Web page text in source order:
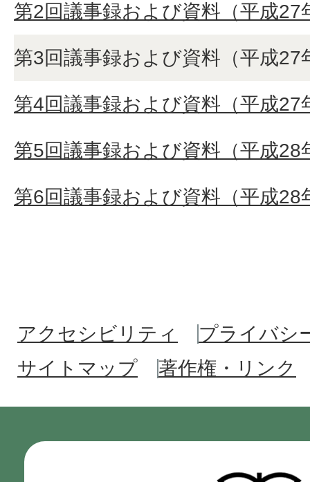
第2回議事録および資料（平成27
第3回議事録および資料（平成27
第4回議事録および資料（平成27
第5回議事録および資料（平成28
第6回議事録および資料（平成28
アクセシビリティ
プライバシ
サイトマップ
著作権・リンク